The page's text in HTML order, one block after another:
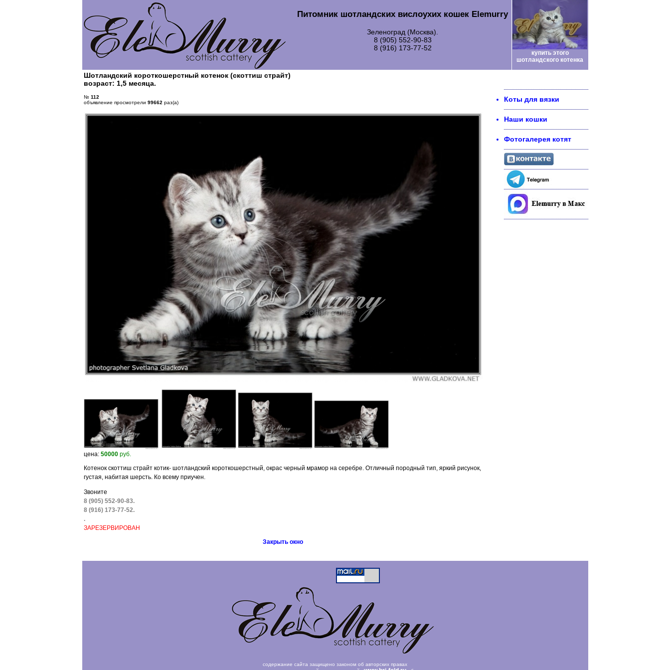
Питомник шотландских вислоухих кошек Elemurry
Зеленоград (Москва).
8 (905) 552-90-83
8 (916) 173-77-52
купить этого
шотландского котенка
Шотландский короткошерстный котенок (скоттиш страйт)
возраст: 1,5 месяца.
№ 112
объявление просмотрели 99662 раз(а)
цена: 50000руб.
Котенок скоттиш страйт котик- шотландский короткошерстный, окрас черный мрамор на серебре. Отличный породный тип, яркий рисунок,
густая, набитая шерсть. Ко всему приучен.
Звоните
8 (905) 552-90-83.
8 (916) 173-77-52.
.
ЗАРЕЗЕРВИРОВАН
Закрыть окно
Коты для вязки
Наши кошки
Фотогалерея котят
содержание сайта защищено законом об авторских правах